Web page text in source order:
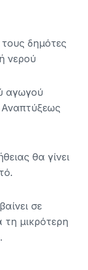
δημότες
νερού
αγωγού
θα γίνει
σε
τη μικρότερη